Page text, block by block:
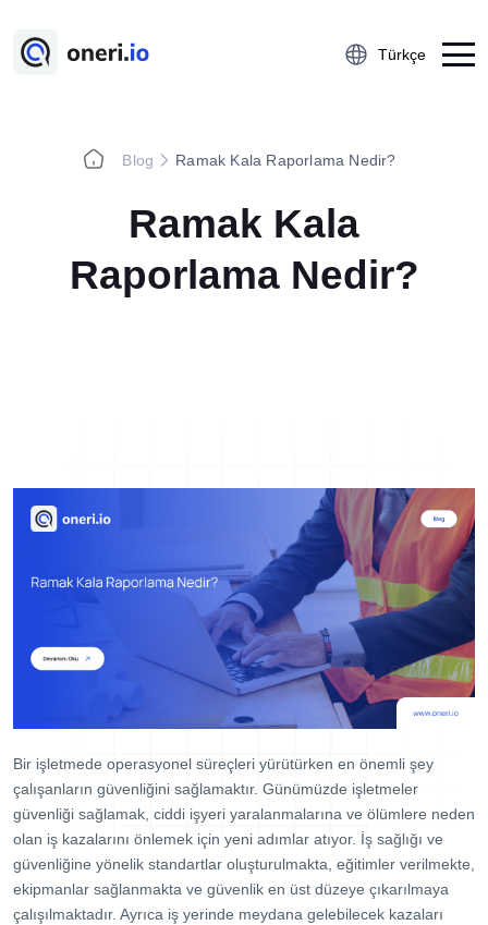
Türkçe
Platform
Çalışan Öneri Sistemi
5S Denetim Yönetimi
Önce-Sonra Kaizen
Dijital Denetim Yönetimi
Eğitim Yönetim Sistemi
Müşteri Talep Yönetimi
Danışmanlık
Webinar
E-Kitaplar
Başarı Hikayeleri
Kurumsal
Blog Ramak Kala Raporlama Nedir?
Ramak Kala
Raporlama Nedir?
Bir işletmede operasyonel süreçleri yürütürken en önemli şey
çalışanların güvenliğini sağlamaktır. Günümüzde işletmeler
güvenliği sağlamak, ciddi işyeri yaralanmalarına ve ölümlere neden
olan iş kazalarını önlemek için yeni adımlar atıyor. İş sağlığı ve
güvenliğine yönelik standartlar oluşturulmakta, eğitimler verilmekte,
ekipmanlar sağlanmakta ve güvenlik en üst düzeye çıkarılmaya
çalışılmaktadır. Ayrıca iş yerinde meydana gelebilecek kazaları